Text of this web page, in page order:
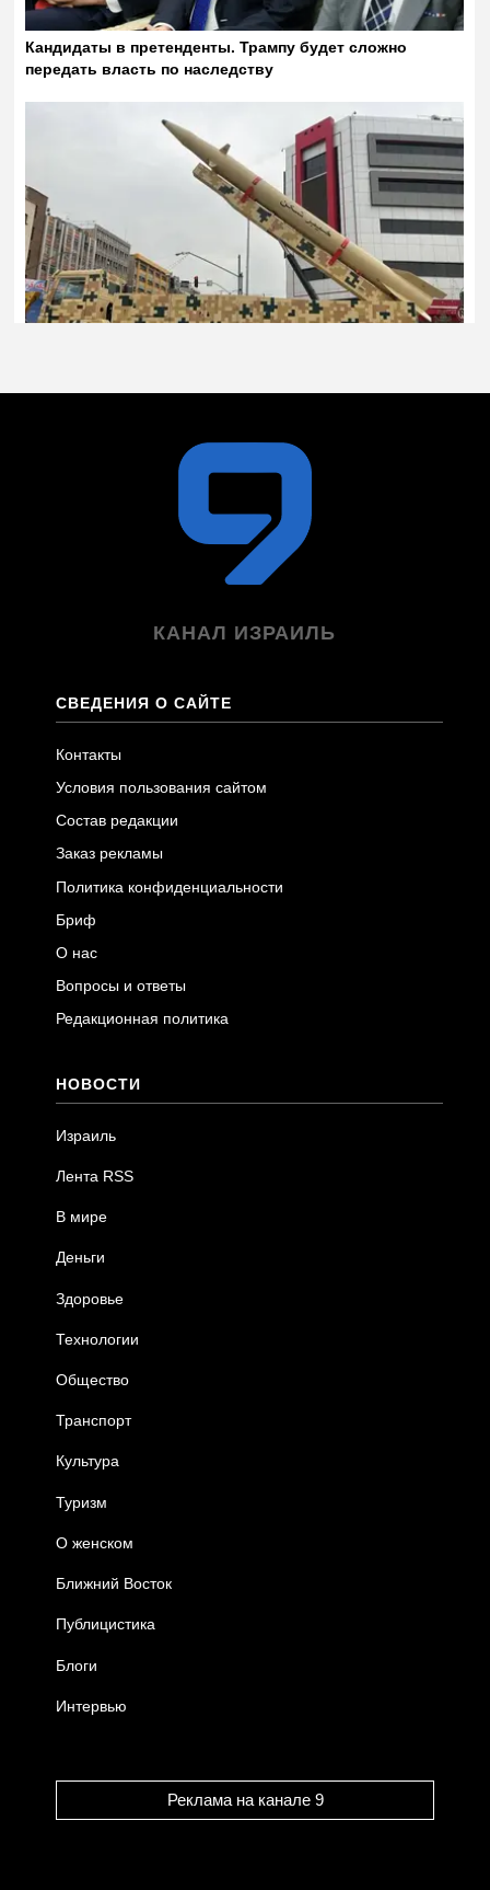
КАНАЛ ИЗРАИЛЬ
СВЕДЕНИЯ О САЙТЕ
Контакты
Условия пользования сайтом
Состав редакции
Заказ рекламы
Политика конфиденциальности
Бриф
О нас
Вопросы и ответы
Редакционная политика
НОВОСТИ
Израиль
Лента RSS
В мире
Деньги
Здоровье
Технологии
Общество
Транспорт
Культура
Туризм
О женском
Ближний Восток
Публицистика
Блоги
Интервью
Реклама на канале 9